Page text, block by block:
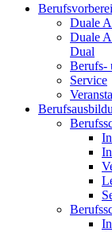
Duale
Duale
Dual
Berufs-
Service